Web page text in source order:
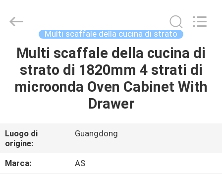
CASA
PRODOTTI
CIRCA
NOI
Display
Shelves
Reserved.
Multi scaffale della cucina di strato
Multi scaffale della cucina di
strato di 1820mm 4 strati di
microonda Oven Cabinet With
Drawer
Luogo di
origine:
Guangdong
Marca:
AS